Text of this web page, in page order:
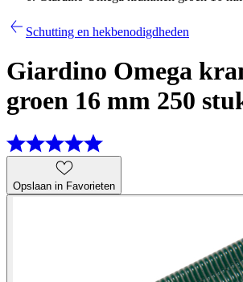
Schutting en hekbenodigdheden
Giardino Omega
groen 16 mm 250
Opslaan in Favorieten